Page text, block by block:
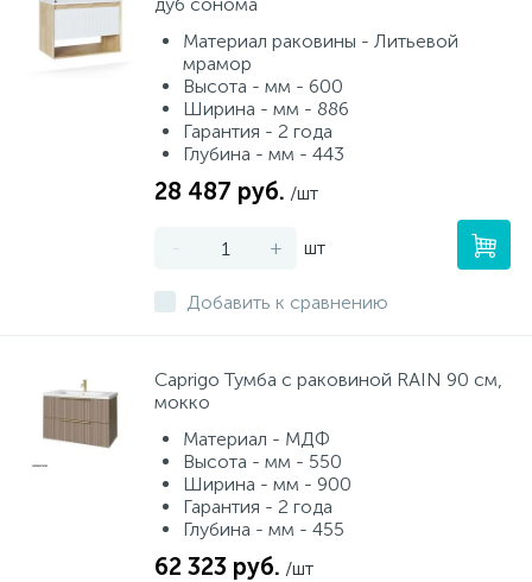
Материал раковины - Литьевой
мрамор
Высота - мм - 600
Ширина - мм - 886
Гарантия - 2 года
Глубина - мм - 443
28 487 руб. /шт
- + шт
Добавить к сравнению
Caprigo Тумба с раковиной RAIN 90 см,
мокко
Материал - МДФ
Высота - мм - 550
Ширина - мм - 900
Гарантия - 2 года
Глубина - мм - 455
62 323 руб. /шт